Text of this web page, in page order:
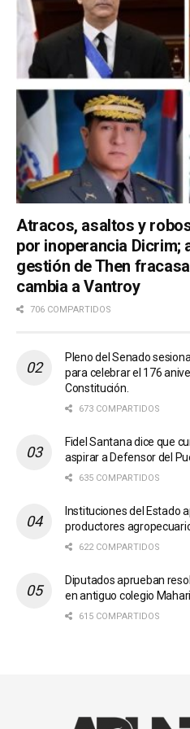
Atracos, asaltos y
por inoperancia Dicrim;
gestión de Then
cambia a Vantroy
706 COMPARTIDOS
Pleno del Senado
para celebrar el 176
Constitución.
673 COMPARTIDOS
Fidel Santana dice que
aspirar a Defensor del
635 COMPARTIDOS
Instituciones del Estado
productores
622 COMPARTIDOS
Diputados aprueban
en antiguo colegio
615 COMPARTIDOS